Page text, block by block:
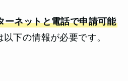
ーネットと電話で申請可能
下の情報が必要です。